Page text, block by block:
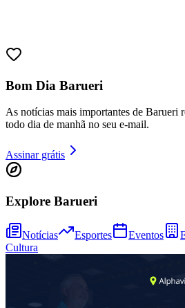
Goiás
Bom Dia Barueri
As notícias mais importantes de Barueri
todo dia de manhã no seu e-mail.
Assinar grátis
Explore Barueri
Notícias Esportes Eventos
Cultura